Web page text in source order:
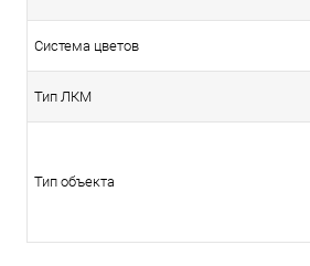
Система цветов
Тип ЛКМ
Тип объекта